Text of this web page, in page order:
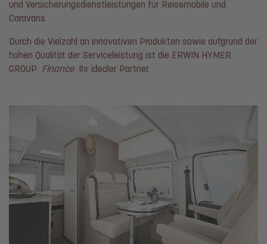
und Versicherungsdienstleistungen für Reisemobile und
Caravans.
Durch die Vielzahl an innovativen Produkten sowie aufgrund der
hohen Qualität der Serviceleistung ist die ERWIN HYMER
GROUP FinanceIhr idealer Partner.